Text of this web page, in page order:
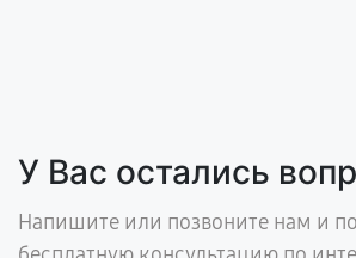
У Вас остались
Напишите или позвоните нам и